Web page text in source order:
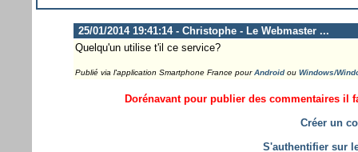
25/01/2014 19:41:14 - Christophe - Le Webmaster ...
Quelqu'un utilise t'il ce service?
Publié via l'application Smartphone France pourAndroidou Windows/
Dorénavant pour publier des commentaires il
Créer un
S'authentifier sur